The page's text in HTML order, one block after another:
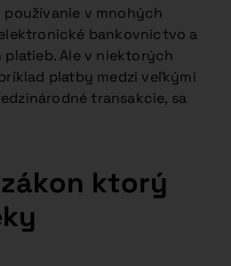
v mnohých
bankovníctvo a
Ale v niektorých
platby medzi veľkými
transakcie, sa
ktorý